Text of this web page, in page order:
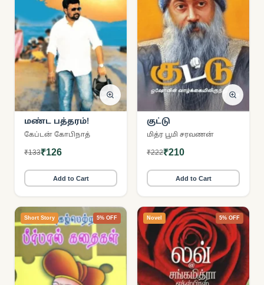
மண்ட பத்தரம்!
கேப்டன் கோபிநாத்
₹133₹126
Add to Cart
குட்டு
மித்ர பூமி சரவணன்
₹222₹210
Add to Cart
Short Story 5% OFF Novel 5% OFF